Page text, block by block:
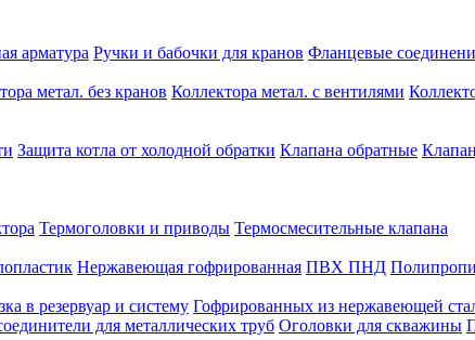
арматура Ручки и бабочки для кранов Фланцевые
метал. без кранов Коллектора метал. с вентилями
Защита котла от холодной обратки Клапана обратные
Термоголовки и приводы Термосмесительные клапана
Нержавеющая гофрированная ПВХ ПНД
в резервуар и систему Гофрированных из нержавеющей
для металлических труб Оголовки для скважины